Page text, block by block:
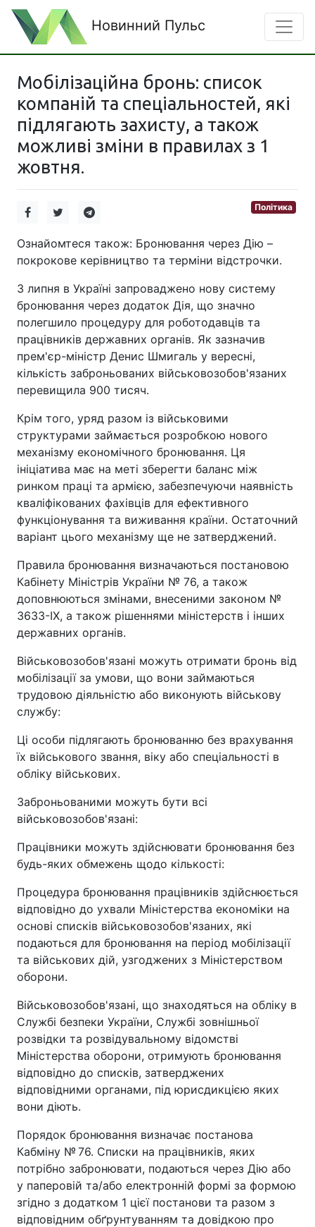
Новинний Пульс
Мобілізаційна бронь: список
компаній та спеціальностей, які
підлягають захисту, а також
можливі зміни в правилах з 1
жовтня.
Політика
Ознайомтеся також: Бронювання через Дію –
покрокове керівництво та терміни відстрочки.
З липня в Україні запроваджено нову систему
бронювання через додаток Дія, що значно
полегшило процедуру для роботодавців та
працівників державних органів. Як зазначив
прем'єр-міністр Денис Шмигаль у вересні,
кількість заброньованих військовозобов'язаних
перевищила 900 тисяч.
Крім того, уряд разом із військовими
структурами займається розробкою нового
механізму економічного бронювання. Ця
ініціатива має на меті зберегти баланс між
ринком праці та армією, забезпечуючи наявність
кваліфікованих фахівців для ефективного
функціонування та виживання країни. Остаточний
варіант цього механізму ще не затверджений.
Правила бронювання визначаються постановою
Кабінету Міністрів України № 76, а також
доповнюються змінами, внесеними законом №
3633-IX, а також рішеннями міністерств і інших
державних органів.
Військовозобов'язані можуть отримати бронь від
мобілізації за умови, що вони займаються
трудовою діяльністю або виконують військову
службу:
Ці особи підлягають бронюванню без врахування
їх військового звання, віку або спеціальності в
обліку військових.
Заброньованими можуть бути всі
військовозобов'язані:
Працівники можуть здійснювати бронювання без
будь-яких обмежень щодо кількості:
Процедура бронювання працівників здійснюється
відповідно до ухвали Міністерства економіки на
основі списків військовозобов'язаних, які
подаються для бронювання на період мобілізації
та військових дій, узгоджених з Міністерством
оборони.
Військовозобов'язані, що знаходяться на обліку в
Службі безпеки України, Службі зовнішньої
розвідки та розвідувальному відомстві
Міністерства оборони, отримують бронювання
відповідно до списків, затверджених
відповідними органами, під юрисдикцією яких
вони діють.
Порядок бронювання визначає постанова
Кабміну № 76. Списки на працівників, яких
потрібно забронювати, подаються через Дію або
у паперовій та/або електронній формі за формою
згідно з додатком 1 цієї постанови та разом з
відповідним обґрунтуванням та довідкою про